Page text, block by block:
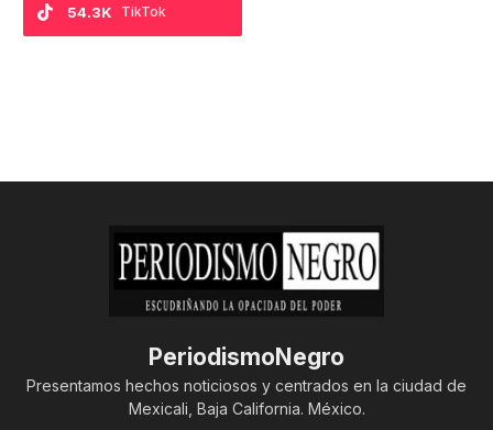
TikTok
54.3K
PeriodismoNegro
Presentamos hechos noticiosos y centrados en la ciudad de
Mexicali, Baja California. México.